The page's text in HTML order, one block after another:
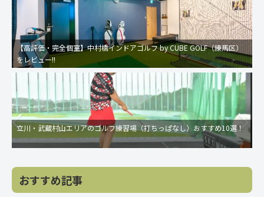
【高評価・完全個室】中村橋インドアゴルフ by CUBE GOLF（練馬区）
をレビュー!!
立川・武蔵村山エリアのゴルフ練習場（打ちっぱなし）おすすめ10選！
おすすめ記事